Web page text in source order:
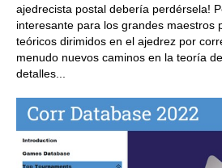
ajedrecista postal debería perdérsela!
interesante para los grandes maestros
teóricos dirimidos en el ajedrez por
menudo nuevos caminos en la teoría
detalles...